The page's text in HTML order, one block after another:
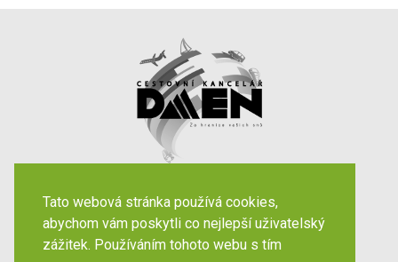
Tato webová stránka používá cookies,
abychom vám poskytli co nejlepší uživatelský
zážitek. Používáním tohoto webu s tím
Váš spolehlivý partner již
Destinace